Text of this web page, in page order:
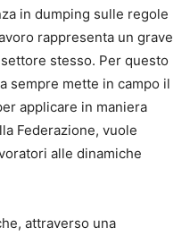
in dumping sulle regole
rappresenta un grave
stesso. Per questo
sempre mette in campo il
applicare in maniera
Federazione, vuole
alle dinamiche
attraverso una